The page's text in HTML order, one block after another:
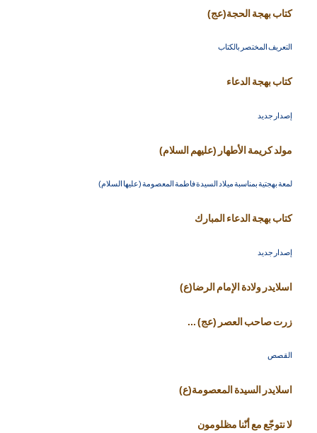
كتاب بهجة الحجة(عج)
التعريف المختصر بالكتاب
كتاب بهجة الدعاء
إصدار جديد
مولد كريمة الأطهار (عليهم السلام)
لمعة بهجتية بمناسبة ميلاد السيدة فاطمة المعصومة (عليها السلام)
كتاب بهجة الدعاء المبارك
إصدار جديد
اسلايدر ولادة الإمام الرضا(ع)
زرت صاحب العصر (عج) ...
القصص
اسلايدر السيدة المعصومة(ع)
لا نتوجّع مع أنّنا مظلومون